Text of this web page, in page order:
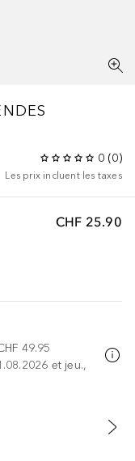
0 (0)
Les prix incluent les taxes
CHF 25.90
49.95
et jeu.,